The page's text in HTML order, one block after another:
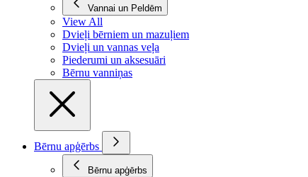
Vannai un Peldēm
View All
Dvieļi bērniem un mazuļiem
Dvieļi un vannas veļa
Piederumi un aksesuāri
Bērnu vanniņas
Bērnu apģērbs
Bērnu apģērbs